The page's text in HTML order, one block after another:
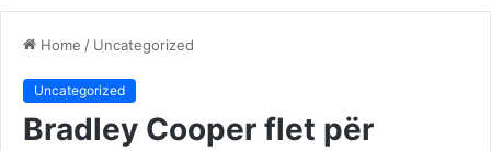
Home / Uncategorized
Uncategorized
Bradley Cooper flet për